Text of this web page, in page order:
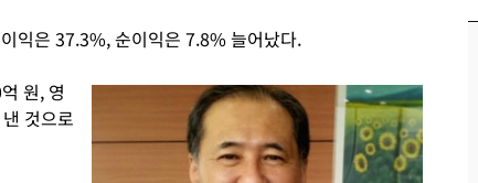
익은 37.3%, 순이익은 7.8% 늘어났다.
원, 영
것으로